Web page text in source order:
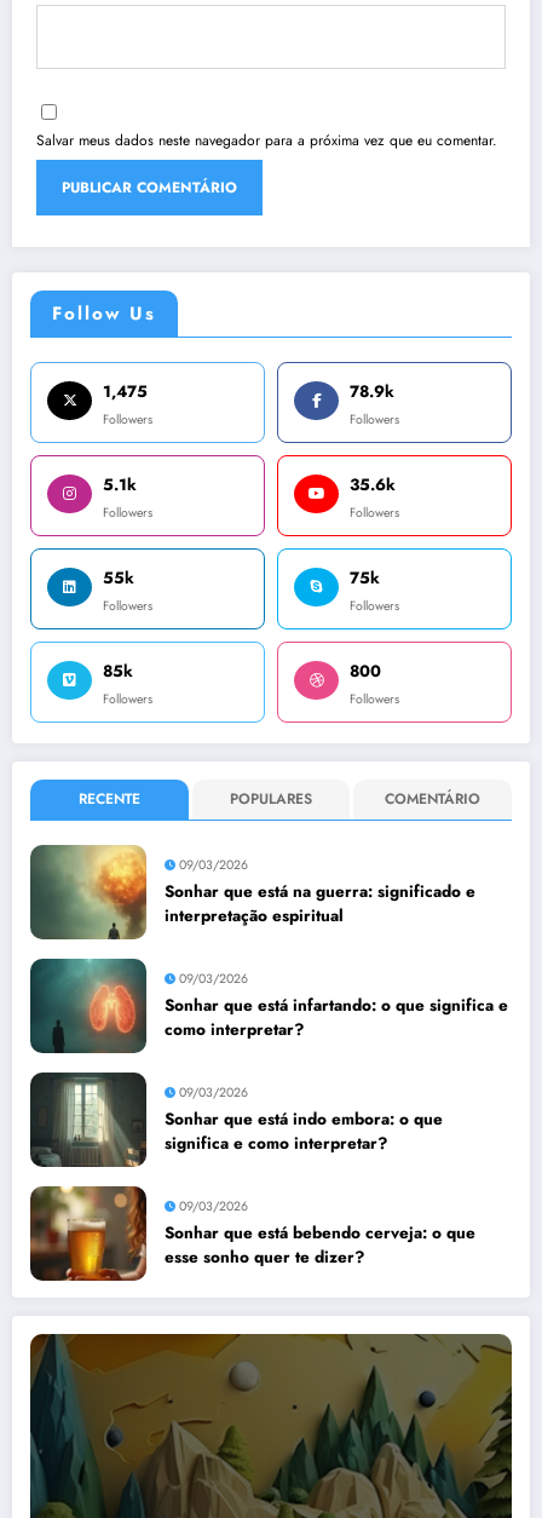
Salvar meus dados neste navegador para a próxima vez que eu comentar.
Follow Us
1,475
Followers
78.9k
Followers
5.1k
Followers
35.6k
Followers
55k
Followers
75k
Followers
85k
Followers
800
Followers
RECENTE POPULARES COMENTÁRIO
09/03/2026
Sonhar que está na guerra: significado e
interpretação espiritual
09/03/2026
Sonhar que está infartando: o que significa e
como interpretar?
09/03/2026
Sonhar que está indo embora: o que
significa e como interpretar?
09/03/2026
Sonhar que está bebendo cerveja: o que
esse sonho quer te dizer?